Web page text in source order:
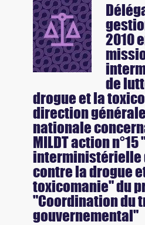
2010
de
drogue et la
direction
nationale
MILDT action
interministérielle
contre la drogue
toxicomanie" du
"Coordination du
gouvernemental"